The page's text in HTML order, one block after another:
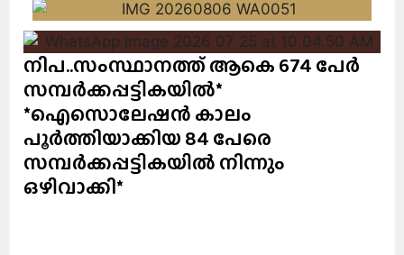
നിപ..സംസ്ഥാനത്ത് ആകെ 674 പേര്‍
സമ്പര്‍ക്കപ്പട്ടികയില്‍*
*ഐസൊലേഷന്‍ കാലം
പൂര്‍ത്തിയാക്കിയ 84 പേരെ
സമ്പര്‍ക്കപ്പട്ടികയില്‍ നിന്നും
ഒഴിവാക്കി*